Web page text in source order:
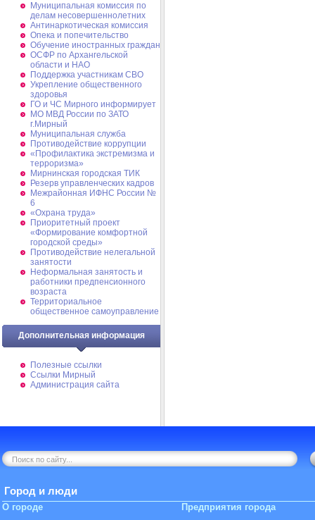
Муниципальная комиссия по
делам несовершеннолетних
Антинаркотическая комиссия
Опека и попечительство
Обучение иностранных граждан
ОСФР по Архангельской
области и НАО
Поддержка участникам СВО
Укрепление общественного
здоровья
ГО и ЧС Мирного информирует
МО МВД России по ЗАТО
г.Мирный
Муниципальная cлужба
Противодействие коррупции
«Профилактика экстремизма и
терроризма»
Мирнинская городская ТИК
Резерв управленческих кадров
Межрайонная ИФНС России №
6
«Охрана труда»
Приоритетный проект
«Формирование комфортной
городской среды»
Противодействие нелегальной
занятости
Неформальная занятость и
работники предпенсионного
возраста
Территориальное
общественное самоуправление
Дополнительная информация
Полезные ссылки
Ссылки Мирный
Администрация сайта
Город и люди
О городе Предприятия города